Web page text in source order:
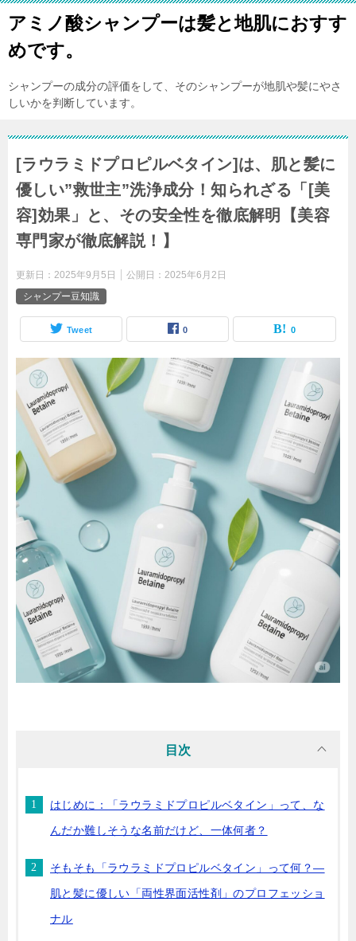
アミノ酸シャンプーは髪と地肌におすす
めです。
シャンプーの成分の評価をして、そのシャンプーが地肌や髪にやさ
しいかを判断しています。
[ラウラミドプロピルベタイン]は、肌と髪に
優しい”救世主”洗浄成分！知られざる「[美
容]効果」と、その安全性を徹底解明【美容
専門家が徹底解説！】
更新日： 2025年9月5日 公開日： 2025年6月2日
シャンプー豆知識
Tweet 0 0
目次
はじめに：「ラウラミドプロピルベタイン」って、な
んだか難しそうな名前だけど、一体何者？
そもそも「ラウラミドプロピルベタイン」って何？—
肌と髪に優しい「両性界面活性剤」のプロフェッショ
ナル